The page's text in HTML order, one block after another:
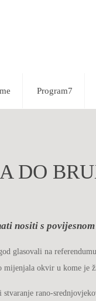
Program7
DO
nositi s
glasovali na
okvir u kome
rano-